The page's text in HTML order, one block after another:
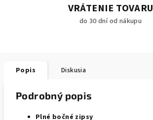
VRÁTENIE TOVARU
do 30 dní od nákupu
Popis Diskusia
Podrobný popis
Plné bočné zipsy